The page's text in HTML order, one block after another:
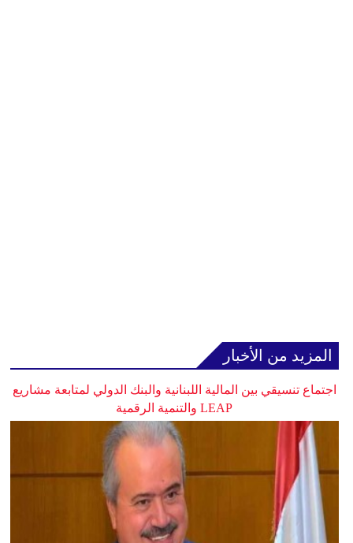
المزيد من الأخبار
اجتماع تنسيقي بين المالية اللبنانية والبنك الدولي لمتابعة مشاريع
LEAP والتنمية الرقمية